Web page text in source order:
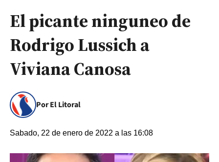
El picante ninguneo de
Rodrigo Lussich a
Viviana Canosa
Por El Litoral
Sabado, 22 de enero de 2022 a las 16:08